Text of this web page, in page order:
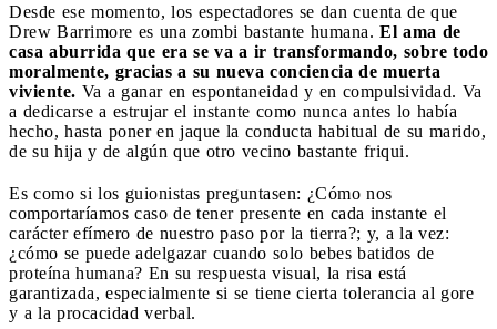
Desde ese momento, los espectadores se dan cuenta de que
Drew Barrimore es una zombi bastante humana. El ama de
casa aburrida que era se va a ir transformando, sobre todo
moralmente, gracias a su nueva conciencia de muerta
viviente. Va a ganar en espontaneidad y en compulsividad. Va
a dedicarse a estrujar el instante como nunca antes lo había
hecho, hasta poner en jaque la conducta habitual de su marido,
de su hija y de algún que otro vecino bastante friqui.
Es como si los guionistas preguntasen: ¿Cómo nos
comportaríamos caso de tener presente en cada instante el
carácter efímero de nuestro paso por la tierra?; y, a la vez:
¿cómo se puede adelgazar cuando solo bebes batidos de
proteína humana? En su respuesta visual, la risa está
garantizada, especialmente si se tiene cierta tolerancia al gore
y a la procacidad verbal.